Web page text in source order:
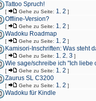
Tattoo Spruch!
[ Gehe zu Seite: 1 2 ]
Offline-Version?
[ Gehe zu Seite: 1 2 ]
Wadoku Roadmap
[ Gehe zu Seite: 1 2 ]
Kamisori-Inschriften: Was steht
[ Gehe zu Seite: 1 2 3 ]
Wie sage/schreibe ich "Ich liebe
[ Gehe zu Seite: 1 2 ]
Zaurus SL C3200
[ Gehe zu Seite: 1 2 ]
Wadoku für Kindle